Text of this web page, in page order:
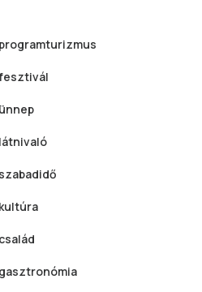
programturizmus
ünnep
látnivaló
szabadidő
kultúra
család
gasztronómia